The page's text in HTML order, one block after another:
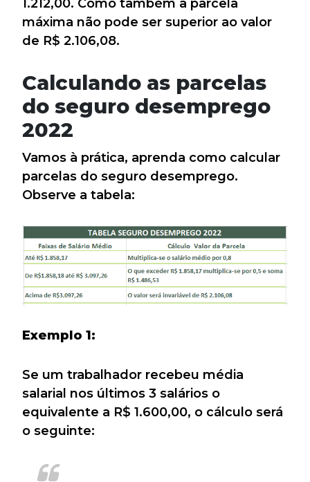
1.212,00. Como também a parcela
máxima não pode ser superior ao valor
de R$ 2.106,08.
Calculando as parcelas
do seguro desemprego
2022
Vamos à prática, aprenda como calcular
parcelas do seguro desemprego.
Observe a tabela:
Exemplo 1:
Se um trabalhador recebeu média
salarial nos últimos 3 salários o
equivalente a R$ 1.600,00, o cálculo será
o seguinte: